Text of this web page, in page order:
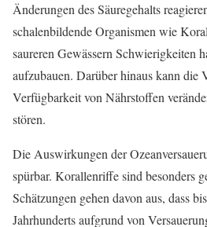
Änderungen des Säuregehalts
schalenbildende Organismen wie
saureren Gewässern Schwierigkeiten
aufzubauen. Darüber hinaus kann die
Verfügbarkeit von Nährstoffen
stören.
Die Auswirkungen der
spürbar. Korallenriffe sind besonders
Schätzungen gehen davon aus, dass
Jahrhunderts aufgrund von